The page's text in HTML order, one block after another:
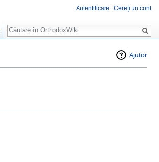
Ajutor
Autentificare Cereți un cont
Căutare